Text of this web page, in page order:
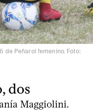
de Peñarol femenino. Foto:
dos
Maggiolini.